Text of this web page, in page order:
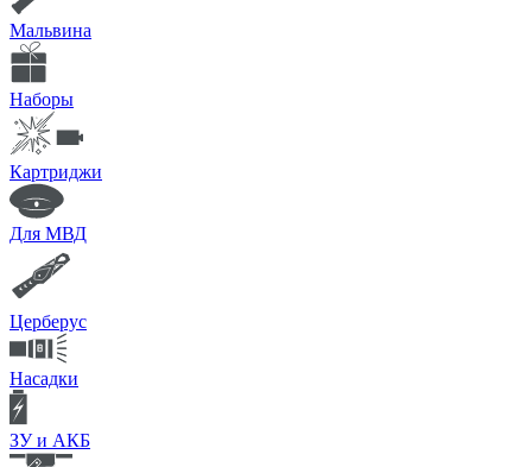
Мальвина
Наборы
Картриджи
Для МВД
Церберус
Насадки
ЗУ и АКБ